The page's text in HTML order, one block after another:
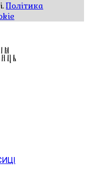
Політика